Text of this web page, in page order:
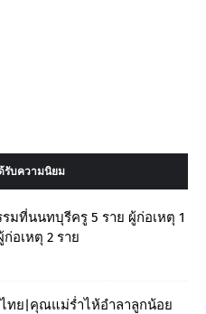
รับความนิยม
มที่นนทบุรีครู 5 ราย ผู้ก่อเหตุ 1
อเหตุ 2 ราย
ย|คุณแม่ร่ำไห้อำลาลูกน้อย